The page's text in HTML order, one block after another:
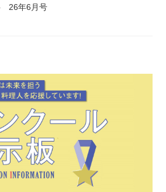
26年6月号